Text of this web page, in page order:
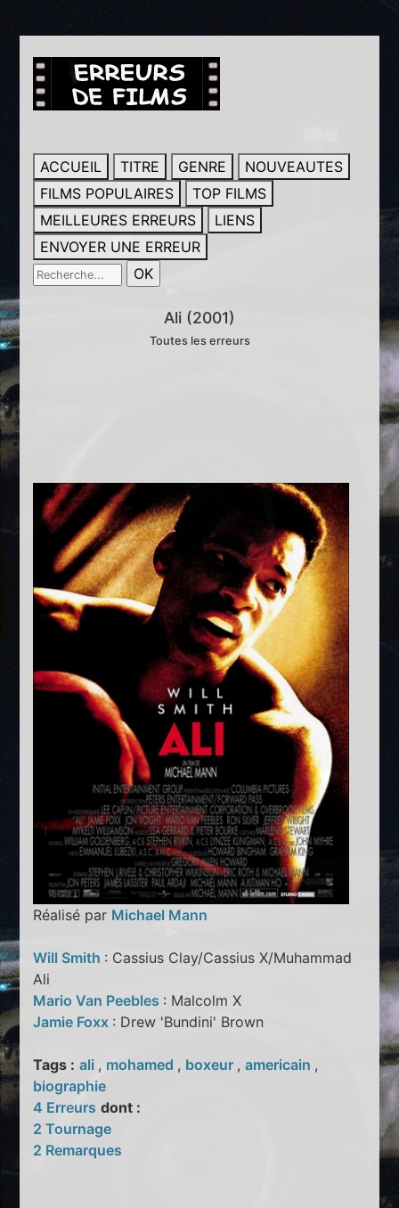
ACCUEIL TITRE GENRE
NOUVEAUTES
FILMS POPULAIRES
TOP FILMS
MEILLEURES ERREURS
LIENS
ENVOYER UNE ERREUR
Ali (2001)
Toutes les erreurs
Réalisé par Michael Mann
Will Smith : Cassius Clay/Cassius X/Muhammad
Ali
Mario Van Peebles : Malcolm X
Jamie Foxx : Drew 'Bundini' Brown
Tags : ali , mohamed , boxeur ,americain ,
biographie
4 Erreurs dont :
2 Tournage
2 Remarques